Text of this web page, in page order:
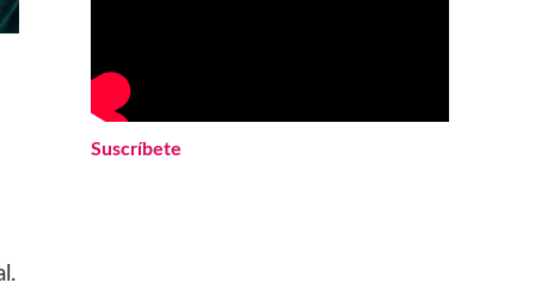
Suscríbete